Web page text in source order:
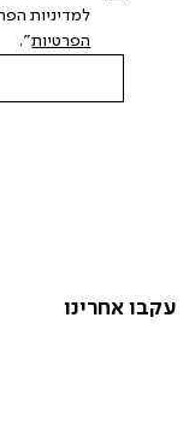
עקבו אחרינו
למדיניות
הפרטיות".